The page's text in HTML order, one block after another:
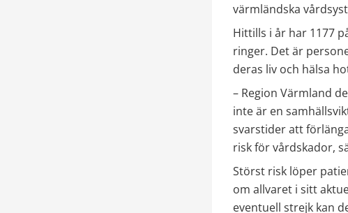
värmländska
Hittills i år har 1177
ringer. Det är
deras liv och hälsa
– Region Värmland
inte är en
svarstider att
risk för vårdskador,
Störst risk löper
om allvaret i sitt
eventuell strejk kan